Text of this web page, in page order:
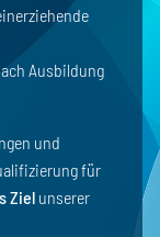
Ausbildung
und
für
Ziel unserer